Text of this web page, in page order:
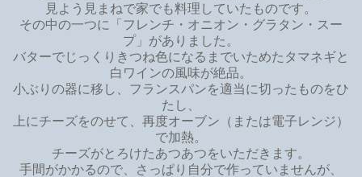
見よう見まねで家でも料理していたものです。
その中の一つに「フレンチ・オニオン・グラタン・スー
プ」がありました。
バターでじっくりきつね色になるまでいためたタマネギと
白ワインの風味が絶品。
小ぶりの器に移し、フランスパンを適当に切ったものをひ
たし、
上にチーズをのせて、再度オーブン（または電子レンジ）
で加熱。
チーズがとろけたあつあつをいただきます。
手間がかかるので、さっぱり自分で作っていませんが、